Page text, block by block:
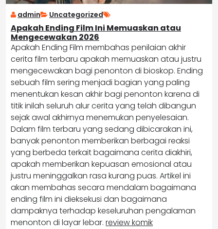
admin Uncategorized
Apakah Ending Film Ini Memuaskan atau
Mengecewakan 2026
Apakah Ending Film membahas penilaian akhir
cerita film terbaru apakah memuaskan atau justru
mengecewakan bagi penonton di bioskop. Ending
sebuah film sering menjadi bagian yang paling
menentukan kesan akhir bagi penonton karena di
titik inilah seluruh alur cerita yang telah dibangun
sejak awal akhirnya menemukan penyelesaian.
Dalam film terbaru yang sedang dibicarakan ini,
banyak penonton memberikan berbagai reaksi
yang berbeda terkait bagaimana cerita diakhiri,
apakah memberikan kepuasan emosional atau
justru meninggalkan rasa kurang puas. Artikel ini
akan membahas secara mendalam bagaimana
ending film ini dieksekusi dan bagaimana
dampaknya terhadap keseluruhan pengalaman
menonton di layar lebar. review komik